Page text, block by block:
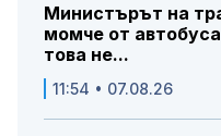
Министърът на
момче от
това не...
11:54 • 07.08.26